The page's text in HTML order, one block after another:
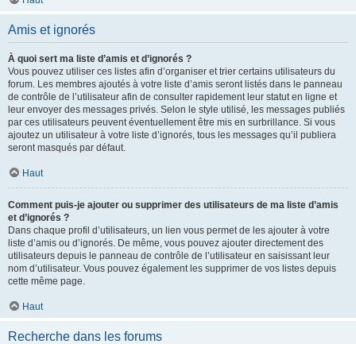
Amis et ignorés
À quoi sert ma liste d’amis et d’ignorés ?
Vous pouvez utiliser ces listes afin d’organiser et trier certains utilisateurs du
forum. Les membres ajoutés à votre liste d’amis seront listés dans le panneau
de contrôle de l’utilisateur afin de consulter rapidement leur statut en ligne et
leur envoyer des messages privés. Selon le style utilisé, les messages publiés
par ces utilisateurs peuvent éventuellement être mis en surbrillance. Si vous
ajoutez un utilisateur à votre liste d’ignorés, tous les messages qu’il publiera
seront masqués par défaut.
Haut
Comment puis-je ajouter ou supprimer des utilisateurs de ma liste d’amis
et d’ignorés ?
Dans chaque profil d’utilisateurs, un lien vous permet de les ajouter à votre
liste d’amis ou d’ignorés. De même, vous pouvez ajouter directement des
utilisateurs depuis le panneau de contrôle de l’utilisateur en saisissant leur
nom d’utilisateur. Vous pouvez également les supprimer de vos listes depuis
cette même page.
Haut
Recherche dans les forums